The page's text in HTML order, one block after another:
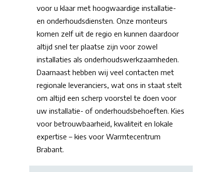
voor u klaar met hoogwaardige installatie-
en onderhoudsdiensten. Onze monteurs
komen zelf uit de regio en kunnen daardoor
altijd snel ter plaatse zijn voor zowel
installaties als onderhoudswerkzaamheden.
Daarnaast hebben wij veel contacten met
regionale leveranciers, wat ons in staat stelt
om altijd een scherp voorstel te doen voor
uw installatie- of onderhoudsbehoeften. Kies
voor betrouwbaarheid, kwaliteit en lokale
expertise – kies voor Warmtecentrum
Brabant.